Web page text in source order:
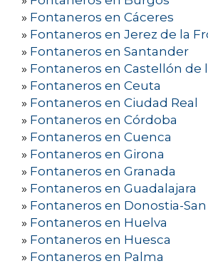
» Fontaneros en Cáceres
» Fontaneros en Jerez de la
» Fontaneros en Santander
» Fontaneros en Castellón de
» Fontaneros en Ceuta
» Fontaneros en Ciudad Real
» Fontaneros en Córdoba
» Fontaneros en Cuenca
» Fontaneros en Girona
» Fontaneros en Granada
» Fontaneros en Guadalajara
» Fontaneros en Donostia-
» Fontaneros en Huelva
» Fontaneros en Huesca
» Fontaneros en Palma